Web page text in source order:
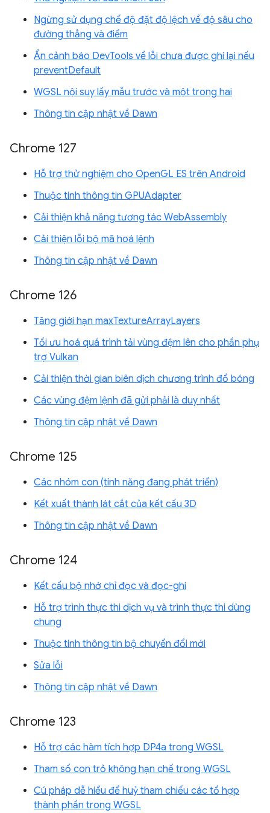
Ngừng sử dụng chế độ đặt độ lệch về độ sâu cho
đường thẳng và điểm
Ẩn cảnh báo DevTools về lỗi chưa được ghi lại nếu
preventDefault
WGSL nội suy lấy mẫu trước và một trong hai
Thông tin cập nhật về Dawn
Chrome 127
Hỗ trợ thử nghiệm cho OpenGL ES trên Android
Thuộc tính thông tin GPUAdapter
Cải thiện khả năng tương tác WebAssembly
Cải thiện lỗi bộ mã hoá lệnh
Thông tin cập nhật về Dawn
Chrome 126
Tăng giới hạn maxTextureArrayLayers
Tối ưu hoá quá trình tải vùng đệm lên cho phần phụ
trợ Vulkan
Cải thiện thời gian biên dịch chương trình đổ bóng
Các vùng đệm lệnh đã gửi phải là duy nhất
Thông tin cập nhật về Dawn
Chrome 125
Các nhóm con (tính năng đang phát triển)
Kết xuất thành lát cắt của kết cấu 3D
Thông tin cập nhật về Dawn
Chrome 124
Kết cấu bộ nhớ chỉ đọc và đọc-ghi
Hỗ trợ trình thực thi dịch vụ và trình thực thi dùng
chung
Thuộc tính thông tin bộ chuyển đổi mới
Sửa lỗi
Thông tin cập nhật về Dawn
Chrome 123
Hỗ trợ các hàm tích hợp DP4a trong WGSL
Tham số con trỏ không hạn chế trong WGSL
Cú pháp dễ hiểu để huỷ tham chiếu các tổ hợp
thành phần trong WGSL